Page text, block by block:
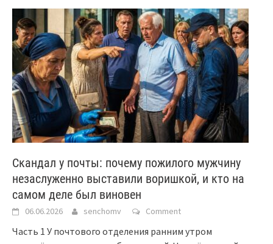
Скандал у почты: почему пожилого мужчину
незаслуженно выставили воришкой, и кто на
самом деле был виновен
06.06.2026 senchomv Comment
Часть 1 У почтового отделения ранним утром